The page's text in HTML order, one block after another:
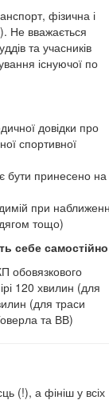
фізична і
Не вважається
та учасників
існуючої по
довідки про
спортивної
бути принесено на
при
тощо)
себе
обовязкового
120 хвилин (для
(для траси
та ВВ)
(!), а фініш у всіх